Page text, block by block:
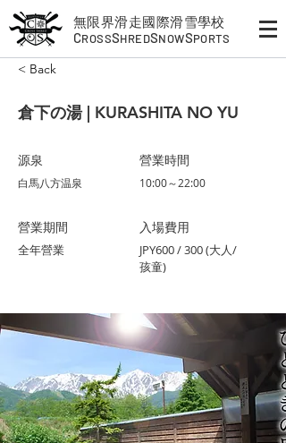
無限界滑走國際滑雪學校
CROSSSHREDSNOWSPORTS
< Back
倉下の湯 | KURASHITA NO YU
​源泉
白馬八方温泉
營業時間
10:00～22:00
​營業期間
全年營業
入場費用
JPY600 / 300 (大人/
孩童)